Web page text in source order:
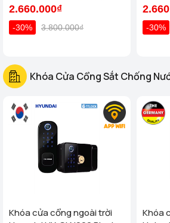
2.660.000₫
-30% 3.800.000₫ -30%
Khóa Cửa Cổng Sắt Chống
Khóa cửa cổng ngoài trời
Khóa